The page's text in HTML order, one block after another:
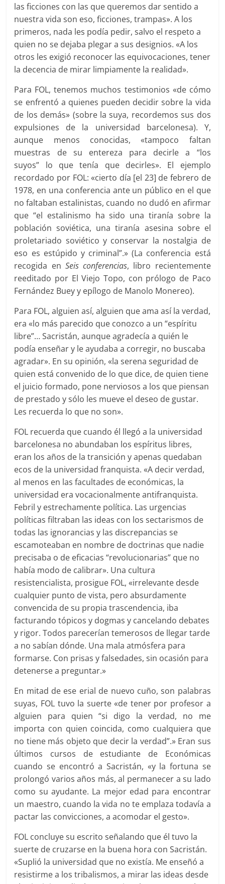
las ficciones con las que queremos dar sentido a
nuestra vida son eso, ficciones, trampas». A los
primeros, nada les podía pedir, salvo el respeto a
quien no se dejaba plegar a sus designios. «A los
otros les exigió reconocer las equivocaciones, tener
la decencia de mirar limpiamente la realidad».
Para FOL, tenemos muchos testimonios «de cómo
se enfrentó a quienes pueden decidir sobre la vida
de los demás» (sobre la suya, recordemos sus dos
expulsiones de la universidad barcelonesa). Y,
aunque menos conocidas, «tampoco faltan
muestras de su entereza para decirle a “los
suyos” lo que tenía que decirles». El ejemplo
recordado por FOL: «cierto día [el 23] de febrero de
1978, en una conferencia ante un público en el que
no faltaban estalinistas, cuando no dudó en afirmar
que “el estalinismo ha sido una tiranía sobre la
población soviética, una tiranía asesina sobre el
proletariado soviético y conservar la nostalgia de
eso es estúpido y criminal”.» (La conferencia está
recogida en Seis conferencias, libro recientemente
reeditado por El Viejo Topo, con prólogo de Paco
Fernández Buey y epílogo de Manolo Monereo).
Para FOL, alguien así, alguien que ama así la verdad,
era «lo más parecido que conozco a un “espíritu
libre”… Sacristán, aunque agradecía a quién le
podía enseñar y le ayudaba a corregir, no buscaba
agradar». En su opinión, «la serena seguridad de
quien está convenido de lo que dice, de quien tiene
el juicio formado, pone nerviosos a los que piensan
de prestado y sólo les mueve el deseo de gustar.
Les recuerda lo que no son».
FOL recuerda que cuando él llegó a la universidad
barcelonesa no abundaban los espíritus libres,
eran los años de la transición y apenas quedaban
ecos de la universidad franquista. «A decir verdad,
al menos en las facultades de económicas, la
universidad era vocacionalmente antifranquista.
Febril y estrechamente política. Las urgencias
políticas filtraban las ideas con los sectarismos de
todas las ignorancias y las discrepancias se
escamoteaban en nombre de doctrinas que nadie
precisaba o de eficacias “revolucionarias” que no
había modo de calibrar». Una cultura
resistencialista, prosigue FOL, «irrelevante desde
cualquier punto de vista, pero absurdamente
convencida de su propia trascendencia, iba
facturando tópicos y dogmas y cancelando debates
y rigor. Todos parecerían temerosos de llegar tarde
a no sabían dónde. Una mala atmósfera para
formarse. Con prisas y falsedades, sin ocasión para
detenerse a preguntar.»
En mitad de ese erial de nuevo cuño, son palabras
suyas, FOL tuvo la suerte «de tener por profesor a
alguien para quien “si digo la verdad, no me
importa con quien coincida, como cualquiera que
no tiene más objeto que decir la verdad”.» Eran sus
últimos cursos de estudiante de Económicas
cuando se encontró a Sacristán, «y la fortuna se
prolongó varios años más, al permanecer a su lado
como su ayudante. La mejor edad para encontrar
un maestro, cuando la vida no te emplaza todavía a
pactar las convicciones, a acomodar el gesto».
FOL concluye su escrito señalando que él tuvo la
suerte de cruzarse en la buena hora con Sacristán.
«Suplió la universidad que no existía. Me enseñó a
resistirme a los tribalismos, a mirar las ideas desde